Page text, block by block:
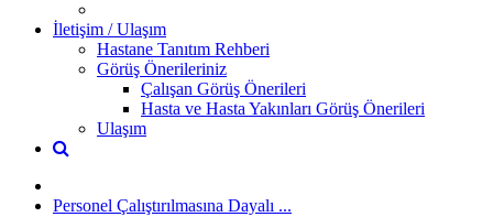
İletişim / Ulaşım
Hastane Tanıtım Rehberi
Görüş Önerileriniz
Çalışan Görüş Önerileri
Hasta ve Hasta Yakınları Görüş Önerileri
Ulaşım
Personel Çalıştırılmasına Dayalı ...